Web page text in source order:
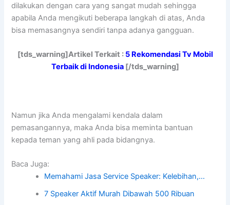
dilakukan dengan cara yang sangat mudah sehingga
apabila Anda mengikuti beberapa langkah di atas, Anda
bisa memasangnya sendiri tanpa adanya gangguan.
[tds_warning]Artikel Terkait : 5 Rekomendasi Tv Mobil
Terbaik di Indonesia [/tds_warning]
Namun jika Anda mengalami kendala dalam
pemasangannya, maka Anda bisa meminta bantuan
kepada teman yang ahli pada bidangnya.
Baca Juga:
Memahami Jasa Service Speaker: Kelebihan,…
7 Speaker Aktif Murah Dibawah 500 Ribuan